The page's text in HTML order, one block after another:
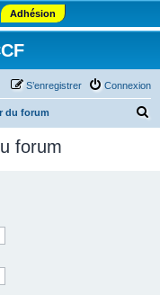
Adhésion
Connexion
S’enregistrer
du forum
forum